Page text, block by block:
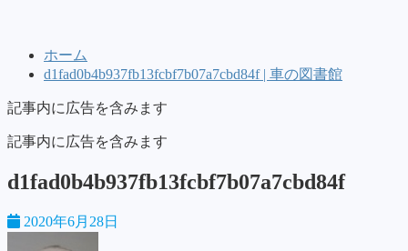
ホーム
d1fad0b4b937fb13fcbf7b07a7cbd84f | 車の図書館
記事内に広告を含みます
記事内に広告を含みます
d1fad0b4b937fb13fcbf7b07a7cbd84f
2020年6月28日